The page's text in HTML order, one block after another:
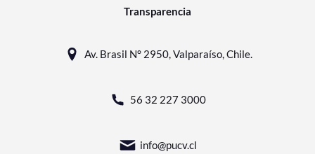
Transparencia
Av. Brasil N° 2950, Valparaíso, Chile.
56 32 227 3000
info@pucv.cl